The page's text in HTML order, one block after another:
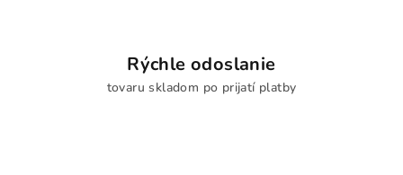
Rýchle odoslanie
tovaru skladom po prijatí platby